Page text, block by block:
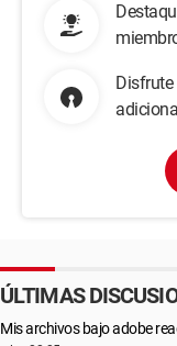
ÚLTIMAS
Mis archivos bajo adobe